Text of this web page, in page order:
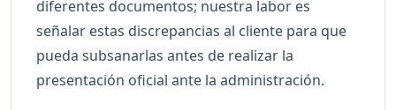
diferentes documentos; nuestra labor es
señalar estas discrepancias al cliente para que
pueda subsanarlas antes de realizar la
presentación oficial ante la administración.